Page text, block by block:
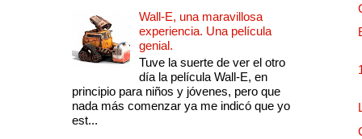
Wall-E, una maravillosa
experiencia. Una película
genial.
Tuve la suerte de ver el otro
día la película Wall-E, en
principio para niños y jóvenes, pero que
nada más comenzar ya me indicó que yo
est...